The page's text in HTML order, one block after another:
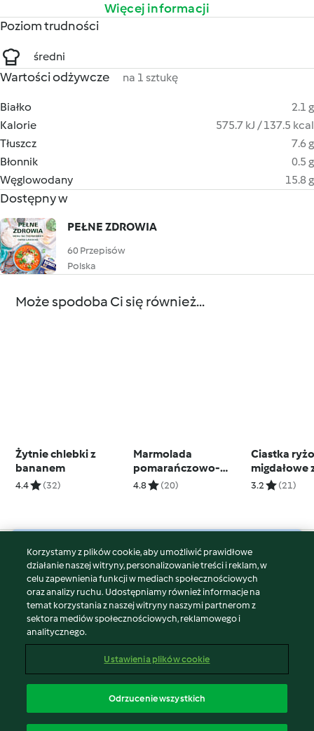
Więcej informacji
Poziom trudności
średni
Wartości odżywcze na 1 sztukę
Białko
2.1 g
Kalorie
575.7 kJ / 137.5 kcal
Tłuszcz
7.6 g
Błonnik
0.5 g
Węglowodany
15.8 g
Dostępny w
PEŁNE ZDROWIA
60 Przepisów
Polska
Może spodoba Ci się również...
Żytnie chlebki z
bananem
4.4 (32)
Marmolada
pomarańczowo-
daktylowa
4.8 (20)
Ciastka
migdałowe
matcha i
3.2 (21)
© Copyright 2026
Warunki korzystania
Polityka prywatności
Disclaimer
Znak wydawcy
Zgłoś treść
Oświadczenie o dostępności
Korzystamy z plików cookie, aby umożliwić prawidłowe
działanie naszej witryny, personalizowanie treści i reklam, w
celu zapewnienia funkcji w mediach społecznościowych
oraz analizy ruchu. Udostępniamy również informacje na
temat korzystania z naszej witryny naszymi partnerom z
sektora mediów społecznościowych, reklamowego i
analitycznego.
Ustawienia plików cookie
Odrzucenie wszystkich